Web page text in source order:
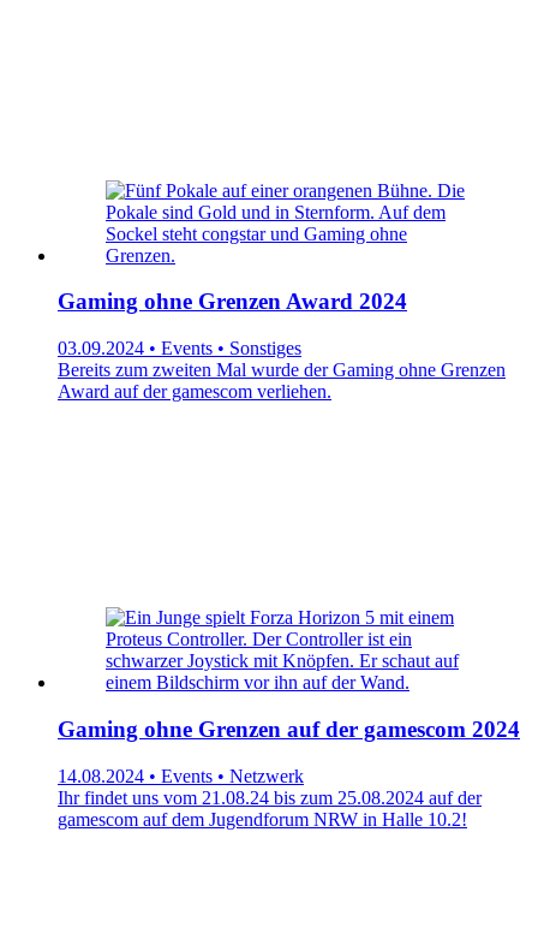
Gaming ohne Grenzen Award 2024
03.09.2024 • Events • Sonstiges
Bereits zum zweiten Mal wurde der Gaming ohne Grenzen
Award auf der gamescom verliehen.
Gaming ohne Grenzen auf der gamescom 2024
14.08.2024 • Events • Netzwerk
Ihr findet uns vom 21.08.24 bis zum 25.08.2024 auf der
gamescom auf dem Jugendforum NRW in Halle 10.2!